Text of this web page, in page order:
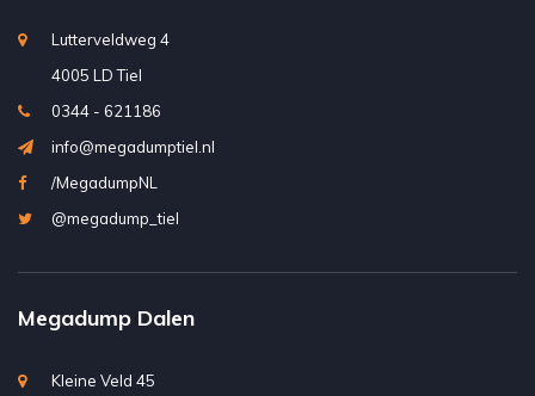
Lutterveldweg 4
4005 LD Tiel
0344 - 621186
info@megadumptiel.nl
/MegadumpNL
@megadump_tiel
Megadump Dalen
Kleine Veld 45